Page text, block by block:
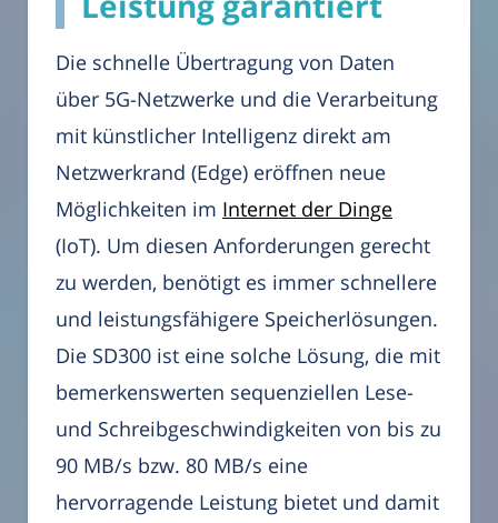
Die schnelle Übertragung von Daten
über 5G-Netzwerke und die Verarbeitung
mit künstlicher Intelligenz direkt am
Netzwerkrand (Edge) eröffnen neue
Möglichkeiten im Internet der Dinge
(IoT). Um diesen Anforderungen gerecht
zu werden, benötigt es immer schnellere
und leistungsfähigere Speicherlösungen.
Die SD300 ist eine solche Lösung, die mit
bemerkenswerten sequenziellen Lese-
und Schreibgeschwindigkeiten von bis zu
90 MB/s bzw. 80 MB/s eine
hervorragende Leistung bietet und damit